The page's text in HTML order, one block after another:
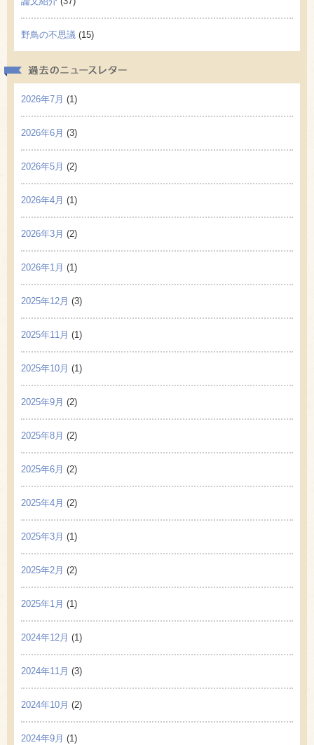
野鳥の不思議 (15)
2026年7月 (1)
2026年6月 (3)
2026年5月 (2)
2026年4月 (1)
2026年3月 (2)
2026年1月 (1)
2025年12月 (3)
2025年11月 (1)
2025年10月 (1)
2025年9月 (2)
2025年8月 (2)
2025年6月 (2)
2025年4月 (2)
2025年3月 (1)
2025年2月 (2)
2025年1月 (1)
2024年12月 (1)
2024年11月 (3)
2024年10月 (2)
2024年9月 (1)